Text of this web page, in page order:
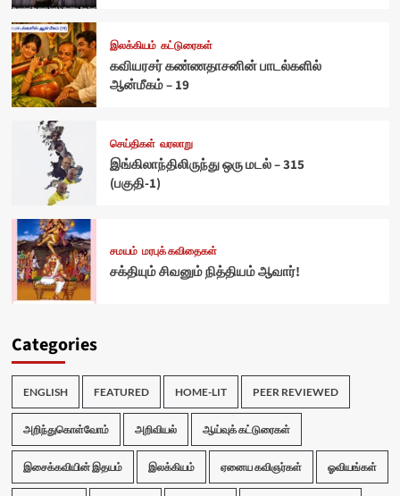
இலக்கியம் கட்டுரைகள்
கவியரசர் கண்ணதாசனின் பாடல்களில்
ஆன்மீகம் – 19
செய்திகள் வரலாறு
இங்கிலாந்திலிருந்து ஒரு மடல் – 315
(பகுதி-1)
சமயம் மரபுக் கவிதைகள்
சக்தியும் சிவனும் நித்தியம் ஆவார்!
Categories
ENGLISH FEATURED HOME-LIT PEER REVIEWED
அறிந்துகொள்வோம் அறிவியல் ஆய்வுக் கட்டுரைகள்
இசைக்கவியின் இதயம் இலக்கியம் ஏனைய கவிஞர்கள் ஓவியங்கள்